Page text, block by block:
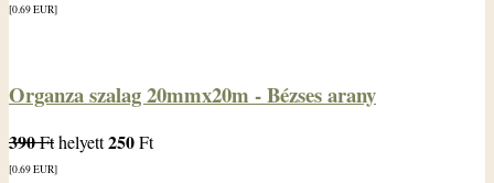
[0.69EUR]
Organza szalag 20mmx20m - Bézses arany
390Fthelyett250Ft
[0.69EUR]